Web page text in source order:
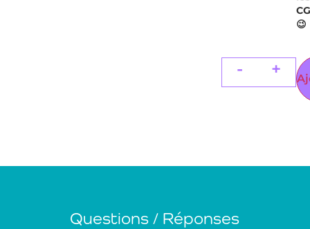
😉
- +
Questions / Réponses